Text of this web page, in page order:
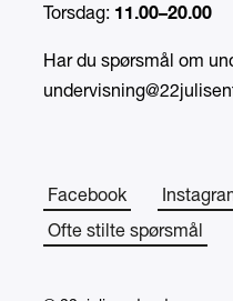
Torsdag: 11.00–20.00
Har du spørsmål om
Facebook
Ofte stilte spørsmål